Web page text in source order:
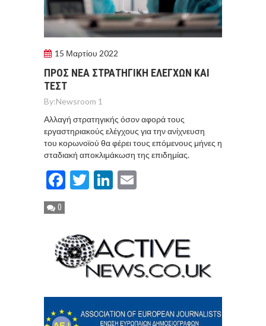
15 Μαρτίου 2022
ΠΡΟΣ ΝΕΑ ΣΤΡΑΤΗΓΙΚΗ ΕΛΕΓΧΩΝ ΚΑΙ
ΤΕΣΤ
By:Newsroom 1
Αλλαγή στρατηγικής όσον αφορά τους
εργαστηριακούς ελέγχους για την ανίχνευση
του κορωνοϊού θα φέρει τους επόμενους μήνες η
σταδιακή αποκλιμάκωση της επιδημίας.
Facebook
TwitterLinkedIn
0